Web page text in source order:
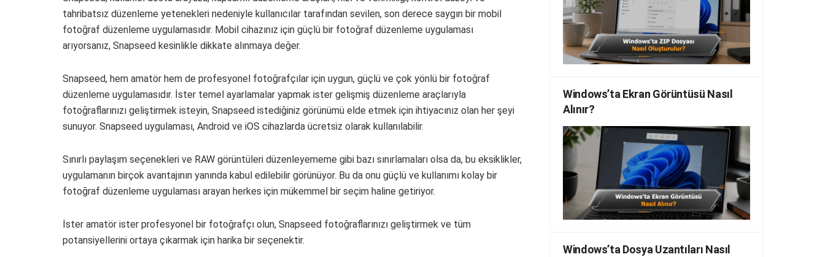
tahribatsız düzenleme yetenekleri nedeniyle kullanıcılar tarafından sevilen, son derece saygın bir mobil
fotoğraf düzenleme uygulamasıdır. Mobil cihazınız için güçlü bir fotoğraf düzenleme uygulaması
arıyorsanız, Snapseed kesinlikle dikkate alınmaya değer.
Snapseed, hem amatör hem de profesyonel fotoğrafçılar için uygun, güçlü ve çok yönlü bir fotoğraf
düzenleme uygulamasıdır. İster temel ayarlamalar yapmak ister gelişmiş düzenleme araçlarıyla
fotoğraflarınızı geliştirmek isteyin, Snapseed istediğiniz görünümü elde etmek için ihtiyacınız olan her şeyi
sunuyor. Snapseed uygulaması, Android ve iOS cihazlarda ücretsiz olarak kullanılabilir.
Sınırlı paylaşım seçenekleri ve RAW görüntüleri düzenleyememe gibi bazı sınırlamaları olsa da, bu eksiklikler,
uygulamanın birçok avantajının yanında kabul edilebilir görünüyor. Bu da onu güçlü ve kullanımı kolay bir
fotoğraf düzenleme uygulaması arayan herkes için mükemmel bir seçim haline getiriyor.
İster amatör ister profesyonel bir fotoğrafçı olun, Snapseed fotoğraflarınızı geliştirmek ve tüm
potansiyellerini ortaya çıkarmak için harika bir seçenektir.
Windows’ta Ekran Görüntüsü Nasıl
Alınır?
Windows’ta Dosya Uzantıları Nasıl